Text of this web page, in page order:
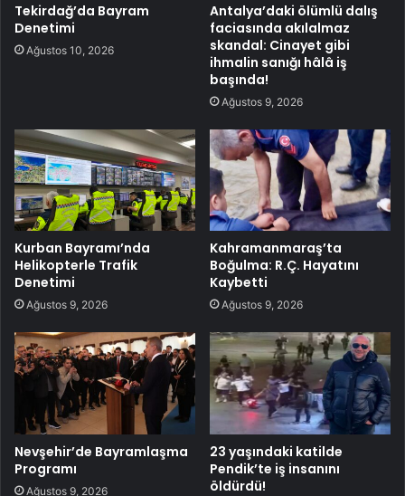
Tekirdağ’da Bayram
Denetimi
Ağustos 10, 2026
Antalya’daki ölümlü dalış
faciasında akılalmaz
skandal: Cinayet gibi
ihmalin sanığı hâlâ iş
başında!
Ağustos 9, 2026
Kurban Bayramı’nda
Helikopterle Trafik
Denetimi
Ağustos 9, 2026
Kahramanmaraş’ta
Boğulma: R.Ç. Hayatını
Kaybetti
Ağustos 9, 2026
Nevşehir’de Bayramlaşma
Programı
Ağustos 9, 2026
23 yaşındaki katilde
Pendik’te iş insanını
öldürdü!